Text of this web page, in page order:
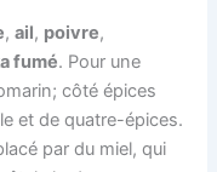
,ail, poivre,
fumé. Pour une
côté épices
et de quatre-épices.
par du miel, qui